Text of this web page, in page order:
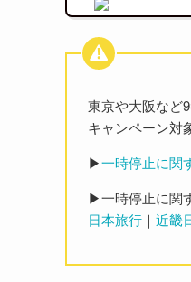
東京や大阪など
キャンペーン対
▶一時停止に関
▶一時停止に関
日本旅行｜ 近畿